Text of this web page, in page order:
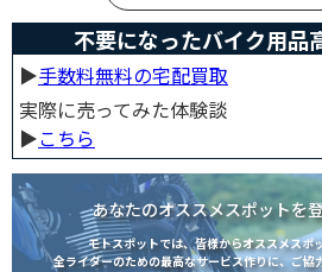
不要になったバイク用品
▶︎手数料無料の宅配買取
実際に売ってみた体験談
▶︎こちら
あなたのオススメスポットを
モトスポットでは、皆様からオススメスポ
全ライダーのための最高なサービス作りに、ご協